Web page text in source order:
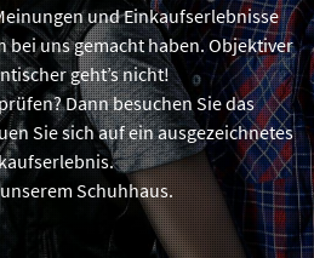
und Einkaufserlebnisse
bei uns gemacht haben. Objektiver
geht’s nicht!
Dann besuchen Sie das
Sie sich auf ein ausgezeichnetes
Schuhhaus.